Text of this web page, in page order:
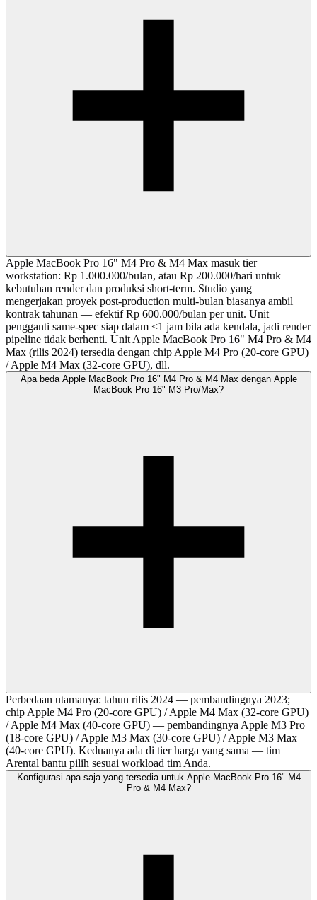
Apple MacBook Pro 16" M4 Pro & M4 Max masuk tier
workstation: Rp 1.000.000/bulan, atau Rp 200.000/hari untuk
kebutuhan render dan produksi short-term. Studio yang
mengerjakan proyek post-production multi-bulan biasanya ambil
kontrak tahunan — efektif Rp 600.000/bulan per unit. Unit
pengganti same-spec siap dalam <1 jam bila ada kendala, jadi render
pipeline tidak berhenti. Unit Apple MacBook Pro 16" M4 Pro & M4
Max (rilis 2024) tersedia dengan chip Apple M4 Pro (20-core GPU)
/ Apple M4 Max (32-core GPU), dll.
Apa beda Apple MacBook Pro 16" M4 Pro & M4 Max dengan Apple
MacBook Pro 16" M3 Pro/Max?
Perbedaan utamanya: tahun rilis 2024 — pembandingnya 2023;
chip Apple M4 Pro (20-core GPU) / Apple M4 Max (32-core GPU)
/ Apple M4 Max (40-core GPU) — pembandingnya Apple M3 Pro
(18-core GPU) / Apple M3 Max (30-core GPU) / Apple M3 Max
(40-core GPU). Keduanya ada di tier harga yang sama — tim
Arental bantu pilih sesuai workload tim Anda.
Konfigurasi apa saja yang tersedia untuk Apple MacBook Pro 16" M4
Pro & M4 Max?